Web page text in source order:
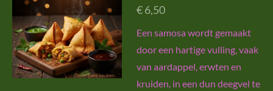
€ 6,50
Een samosa wordt gemaakt
door een hartige vulling, vaak
van aardappel, erwten en
kruiden, in een dun deegvel te